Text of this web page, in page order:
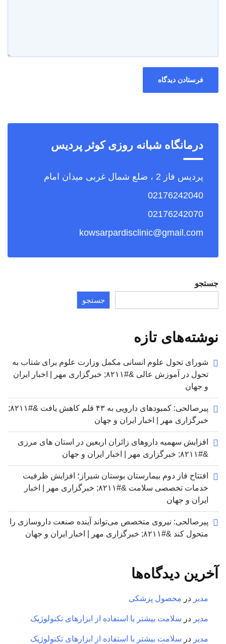
درمانگاه شبانه روزی کوثر پردیس
پردیس فاز 2 ، ضلع شمال غربی میدان امام
02176242040
02176242070
kowsarpardisclinic@gmail.com
جستجو
جستجو
نوشته‌های تازه
شورای تحول علوم انسانی مکمل وزارت علوم برای شتاب به
تحول در آموزش عالی &#۸۲۱۱; خبرگزاری مهر | اخبار ایران
و جهان
پیرصالحی: کمبودهای دارویی به ۴۳ قلم کاهش یافت &#۸۲۱۱;
خبرگزاری مهر | اخبار ایران و جهان
افزایش سهمیه داروهای زائران اربعین در استان های مرزی
&#۸۲۱۱; خبرگزاری مهر | اخبار ایران و جهان
افتتاح فاز دوم بیمارستان بوستان شیراز؛ افزایش ظرفیت
خدمات تخصصی سلامت &#۸۲۱۱; خبرگزاری مهر | اخبار
ایران و جهان
پیرصالحی: نیروی متخصص می‌تواند آینده صنعت داروسازی را
متحول کند &#۸۲۱۱; خبرگزاری مهر | اخبار ایران و جهان
آخرین دیدگاه‌ها
مدیر در محصول پزشکی
مدیر در سلامت بیشتر با استفاده از ابزارهای تکنولوژیک
مدیر در سلامت بیشتر با استفاده از ابزارهای تکنولوژیک